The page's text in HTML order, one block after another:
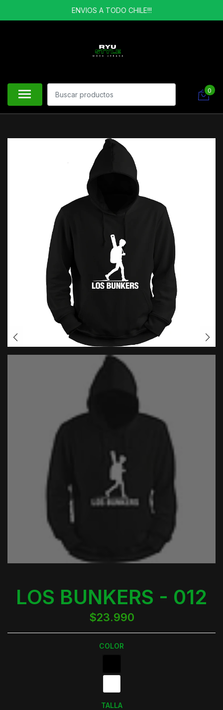
ENVIOS A TODO CHILE!!!
0
LOS BUNKERS - 012
$23.990
COLOR
TALLA